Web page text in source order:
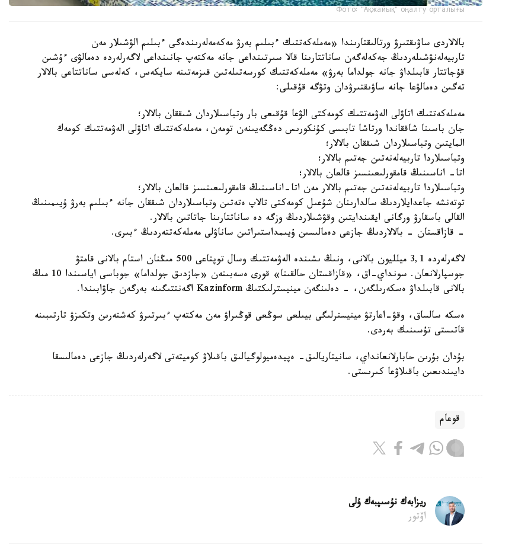
Фото: "Ақжайық" оңалту орталығы
بالالاردى ساۋىقتىرۋ ورتالىقتارىندا «مەملەكەتتىك ءبىلىم بەرۋ مەكەمەلەرىندەگى ءبىلىم الۋشىلار مەن
تاربيەلەنۋشىلەردىڭ جەكەلەگەن ساناتتارىنا قالا سىرتىنداعى جانە مەكتەپ جانىنداعى لاگەرلەردە دەمالۋى ءۇشىن
قۇجاتتار قابىلداۋ جانە جولداما بەرۋ» مەملەكەتتىك كورسەتىلەتىن قىزمەتىنە سايكەس، كەلەسى ساناتتاعى بالالار
تەگىن دەمالۋعا جانە ساۋىقتىرۋدان وتۋگە قۇقىلى:
مەملەكەتتىك اتاۋلى الەۋمەتتىك كومەكتى الۋعا قۇقىعى بار وتباسىلاردان شىققان بالالار؛
جان باسىنا شاققاندا ورتاشا تابىسى كۇنكورىس دەڭگەيىنەن تومەن، مەملەكەتتىك اتاۋلى الەۋمەتتىك كومەك
المايتىن وتباسىلاردان شىققان بالالار؛
وتباسىلاردا تاربيەلەنەتىن جەتىم بالالار؛
اتا- اناسىنىڭ قامقورلىعىنسىز قالعان بالالار؛
وتباسىلاردا تاربيەلەنەتىن جەتىم بالالار مەن اتا-اناسىنىڭ قامقورلىعىنسىز قالعان بالالار؛
توتەنشە جاعدايلاردىڭ سالدارىنان شۇعىل كومەكتى تالاپ ەتەتىن وتباسىلاردان شىققان جانە ءبىلىم بەرۋ ۇيىمىنىڭ
القالى باسقارۋ ورگانى ايقىندايتىن وقۋشىلاردىڭ وزگە دە ساناتتارىنا جاتاتىن بالالار.
- قازاقستان - بالالاردىڭ جازعى دەمالىسىن ۇيىمداستىراتىن ساناۋلى مەملەكەتتەردىڭ ءبىرى.
لاگەرلەردە 3,1 ميلليون بالانى، ونىڭ ىشىندە الەۋمەتتىك وسال توپتاعى 500 مىڭنان استام بالانى قامتۋ
جوسپارلانعان. سونداي-اق، «قازاقستان حالقىنا» قورى ەسەبىنەن «جازدىق جولداما» جوباسى اياسىندا 10 مىڭ
بالانى قابىلداۋ ەسكەرىلگەن، - دەلىنگەن مينيسترلىكتىڭ Kazinform اگەنتتىگىنە بەرگەن جاۋابىندا.
ەسكە سالساق، وقۋ-اعارتۋ مينيسترلىگى بيىلعى سوڭعى قوڭىراۋ مەن مەكتەپ ءبىرتىرۋ كەشتەرىن وتكىزۋ تارتىبىنە
قاتىستى تۇسىنىك بەردى.
بۇدان بۇرىن حابارلانعانداي، سانيتاريالىق- ەپيدەميولوگيالىق باقىلاۋ كوميتەتى لاگەرلەردىڭ جازعى دەمالىسقا
دايىندىعىن باقىلاۋعا كىرىستى.
قوعام
ريزابەك نۇسىپبەك ۇلى
اۆتور